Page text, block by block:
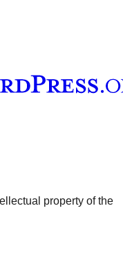
property of the